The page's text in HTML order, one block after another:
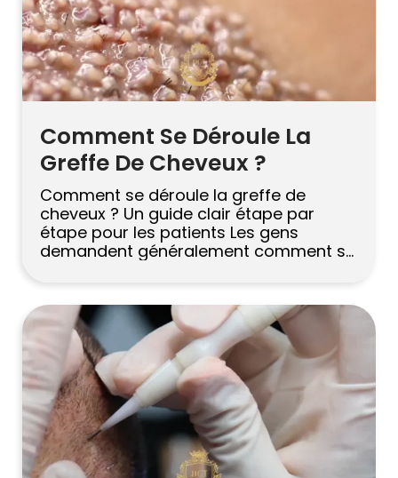
Comment Se Déroule La
Greffe De Cheveux ?
Comment se déroule la greffe de
cheveux ? Un guide clair étape par
étape pour les patients Les gens
demandent généralement comment se
veulent une vraie réponse, pas un
argumentaire de vente raffiné. Ils
veulent savoir ce qui se passe
réellement pendant la procédure, ce
qui affecte le […]